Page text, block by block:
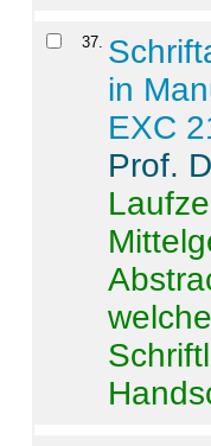
37.
in
EXC
Prof.